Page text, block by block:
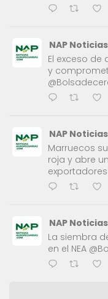
NAP
El exceso
y
NAP
Marruecos
roja y abre
exportadores
NAP
La siembra
en el NEA